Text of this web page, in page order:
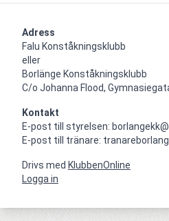
Adress
Falu Konståkningsklubb
eller
Borlänge Konståkningsklubb
C/o Johanna Flood,
Kontakt
E-post till styrelsen:
E-post till tränare:
Drivs med KlubbenOnline
Logga in